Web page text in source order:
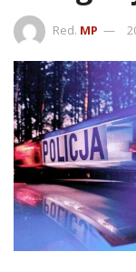
Red. MP